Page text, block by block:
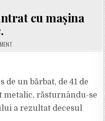
cu mașina
ON
ACCIDENT
ȘOFER
A
INTRAT
CU
ÎNTR-
un bărbat, de 41 de
metalic, răsturnându-se
a rezultat decesul